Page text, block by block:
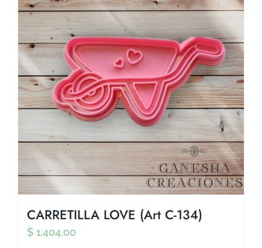
CARRETILLA LOVE (Art C-134)
$ 1.404,00